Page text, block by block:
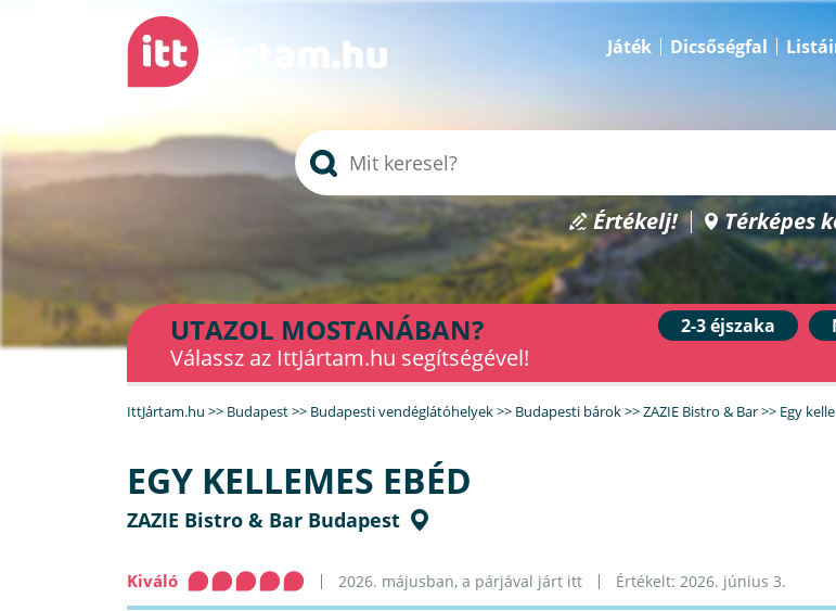
Játék Dicsőségfal
Értékelj! Térképes
UTAZOL MOSTANÁBAN?
Válassz az IttJártam.hu segítségével!
2-3 éjszaka
IttJártam.hu >> Budapest>> Budapesti vendéglátóhelyek>> Budapesti bárok>>ZAZIE Bistro & Bar>> Egy
EGY KELLEMES EBÉD
ZAZIE Bistro & Bar Budapest
Kiváló 2026. májusban, a párjával járt itt Értékelt: 2026. június 3.